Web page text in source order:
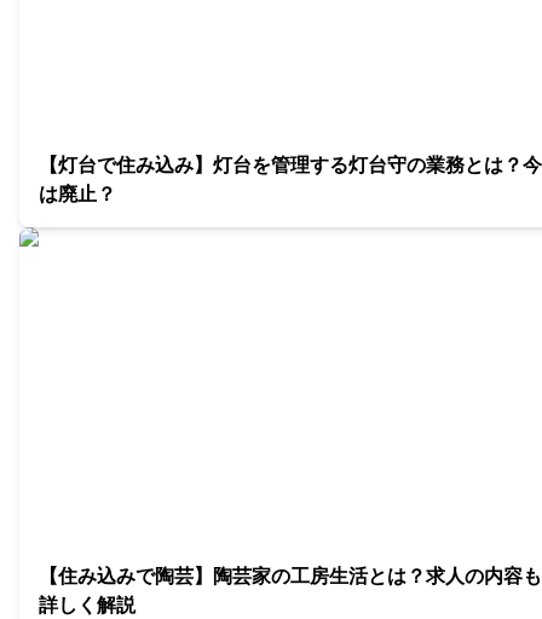
【灯台で住み込み】灯台を管理する灯台守の業務とは？今
は廃止？
【住み込みで陶芸】陶芸家の工房生活とは？求人の内容も
詳しく解説